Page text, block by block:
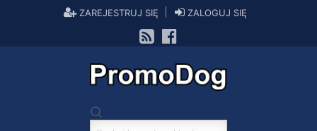
ZAREJESTRUJ SIĘ ZALOGUJ SIĘ
Szukaj